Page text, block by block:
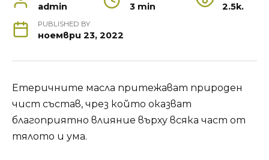
admin 3 min 2.5k.
PUBLISHED BY
ноември 23, 2022
Етеричните масла притежават природен
чист състав, чрез който оказват
благоприятно влияние върху всяка част от
тялото и ума.